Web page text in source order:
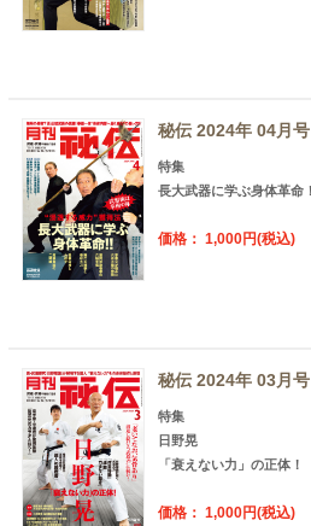
秘伝 2024年 04月号
特集
長大武器に学ぶ身体革命！
価格： 1,000円(税込)
秘伝 2024年 03月号
特集
日野晃
「衰えない力」の正体！
価格： 1,000円(税込)